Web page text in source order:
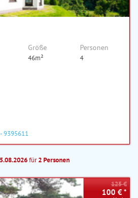
Größe
46m²
Personen
4
9395611
für2 Personen
125 €
100 € *